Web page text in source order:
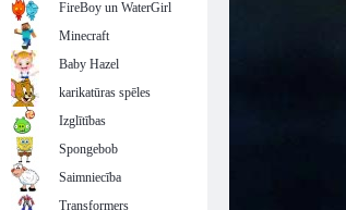
FireBoy un WaterGirl
Minecraft
Baby Hazel
karikatūras spēles
Izglītības
Spongebob
Saimniecība
Transformers